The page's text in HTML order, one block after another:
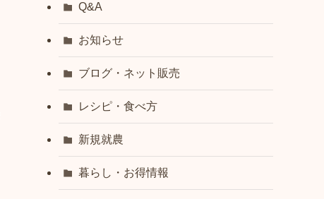
Q&A
お知らせ
ブログ・ネット販売
レシピ・食べ方
新規就農
暮らし・お得情報